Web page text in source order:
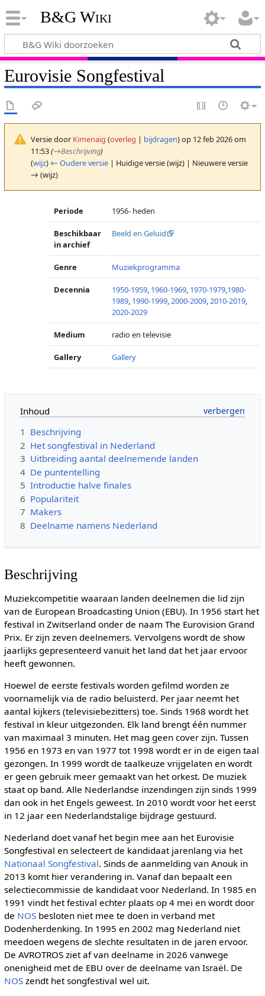
B&G Wiki
Eurovisie Songfestival
Versie door Kimenaig (overleg | bijdragen)op 12 feb 2026 om
11:53(→Beschrijving)
(wijz) ← Oudere versie| Huidige versie (wijz) | Nieuwere versie
→ (wijz)
Periode 1956- heden
Beschikbaar
in archief
Beeld en Geluid
Genre Muziekprogramma
Decennia 1950-1959, 1960-1969, 1970-1979,1980-
1989, 1990-1999,2000-2009,2010-2019,
2020-2029
Medium radio en televisie
Gallery Gallery
Inhoud
1 Beschrijving
2 Het songfestival in Nederland
3 Uitbreiding aantal deelnemende landen
4 De puntentelling
5 Introductie halve finales
6 Populariteit
7 Makers
8 Deelname namens Nederland
Beschrijving
Muziekcompetitie waaraan landen deelnemen die lid zijn
van de European Broadcasting Union (EBU). In 1956 start het
festival in Zwitserland onder de naam The Eurovision Grand
Prix. Er zijn zeven deelnemers. Vervolgens wordt de show
jaarlijks gepresenteerd vanuit het land dat het jaar ervoor
heeft gewonnen.
Hoewel de eerste festivals worden gefilmd worden ze
voornamelijk via de radio beluisterd. Per jaar neemt het
aantal kijkers (televisiebezitters) toe. Sinds 1968 wordt het
festival in kleur uitgezonden. Elk land brengt één nummer
van maximaal 3 minuten. Het mag geen cover zijn. Tussen
1956 en 1973 en van 1977 tot 1998 wordt er in de eigen taal
gezongen. In 1999 wordt de taalkeuze vrijgelaten en wordt
er geen gebruik meer gemaakt van het orkest. De muziek
staat op band. Alle Nederlandse inzendingen zijn sinds 1999
dan ook in het Engels geweest. In 2010 wordt voor het eerst
in 12 jaar een Nederlandstalige bijdrage gestuurd.
Nederland doet vanaf het begin mee aan het Eurovisie
Songfestival en selecteert de kandidaat jarenlang via het
Nationaal Songfestival. Sinds de aanmelding van Anouk in
2013 komt hier verandering in. Vanaf dan bepaalt een
selectiecommissie de kandidaat voor Nederland. In 1985 en
1991 vindt het festival echter plaats op 4 mei en wordt door
de NOSbesloten niet mee te doen in verband met
Dodenherdenking. In 1995 en 2002 mag Nederland niet
meedoen wegens de slechte resultaten in de jaren ervoor.
De AVROTROS ziet af van deelname in 2026 vanwege
onenigheid met de EBU over de deelname van Israël. De
NOSzendt het songfestival wel uit.